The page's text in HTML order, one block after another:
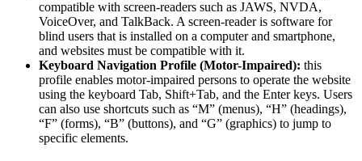
compatible with screen-readers such as JAWS, NVDA,
VoiceOver, and TalkBack. A screen-reader is software for
blind users that is installed on a computer and smartphone,
and websites must be compatible with it.
Keyboard Navigation Profile (Motor-Impaired): this
profile enables motor-impaired persons to operate the website
using the keyboard Tab, Shift+Tab, and the Enter keys. Users
can also use shortcuts such as “M” (menus), “H” (headings),
“F” (forms), “B” (buttons), and “G” (graphics) to jump to
specific elements.